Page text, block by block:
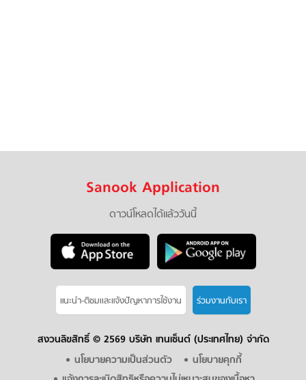
Sanook Application
ดาวน์โหลดได้แล้ววันนี้
แนะนำ-ติชมเเละแจ้งปัญหาการใช้งาน ร่วมงานกับเรา
สงวนลิขสิทธิ์ © 2569 บริษัท เทนเซ็นต์ (ประเทศไทย) จำกัด
นโยบายความเป็นส่วนตัว
นโยบายคุกกี้